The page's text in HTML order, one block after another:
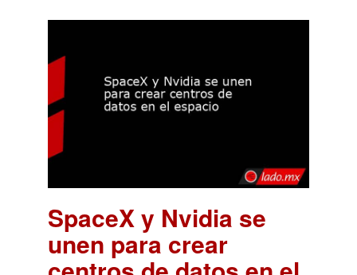
SpaceX y Nvidia se
unen para crear